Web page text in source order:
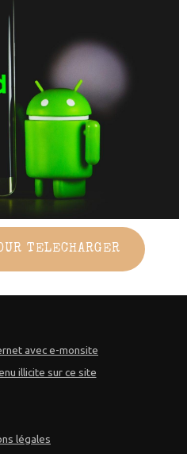
TELECHARGER
avec e-monsite
illicite sur ce site
légales